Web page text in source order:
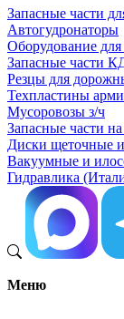
Запасные части
Автогудронаторы
Оборудование
Запасные части
Резцы для
Техпластины
Мусоровозы з/ч
Запасные части
Диски щеточные
Вакуумные и
Гидравлика
Меню